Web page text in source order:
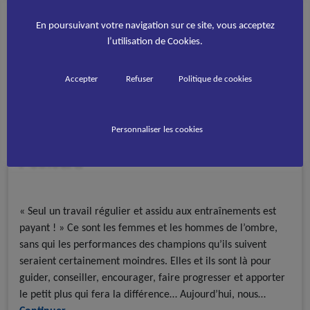
Interview avec les coachs : Alain
« Seul un travail régulier et assidu aux entraînements est
payant ! » Ce sont les femmes et les hommes de l’ombre,
sans qui les performances des champions qu’ils suivent
seraient certainement moindres. Elles et ils sont là pour
guider, conseiller, encourager, faire progresser et apporter
le petit plus qui fera la différence… Aujourd’hui, nous…
En poursuivant votre navigation sur ce site, vous acceptez
l’utilisation de Cookies.
Accepter Refuser Politique de cookies
Personnaliser les cookies